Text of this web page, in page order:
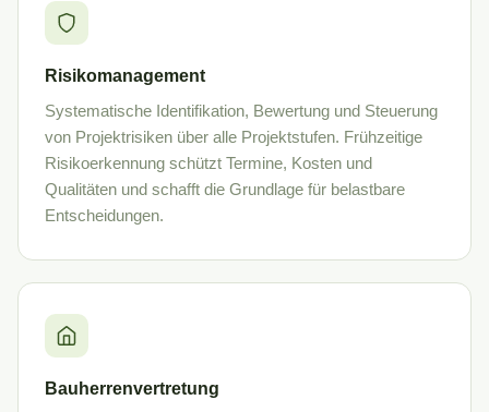
Risikomanagement
Systematische Identifikation, Bewertung und Steuerung
von Projektrisiken über alle Projektstufen. Frühzeitige
Risikoerkennung schützt Termine, Kosten und
Qualitäten und schafft die Grundlage für belastbare
Entscheidungen.
Bauherrenvertretung